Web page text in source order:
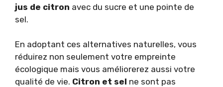
jus de citron avec du sucre et une pointe de
sel.
En adoptant ces alternatives naturelles, vous
réduirez non seulement votre empreinte
écologique mais vous améliorerez aussi votre
qualité de vie. Citron et sel ne sont pas